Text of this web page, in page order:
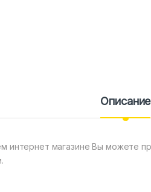
Описание
интернет магазине Вы можете